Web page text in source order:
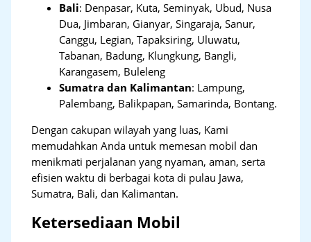
Bali: Denpasar, Kuta, Seminyak, Ubud, Nusa
Dua, Jimbaran, Gianyar, Singaraja, Sanur,
Canggu, Legian, Tapaksiring, Uluwatu,
Tabanan, Badung, Klungkung, Bangli,
Karangasem, Buleleng
Sumatra dan Kalimantan: Lampung,
Palembang, Balikpapan, Samarinda, Bontang.
Dengan cakupan wilayah yang luas, Kami
memudahkan Anda untuk memesan mobil dan
menikmati perjalanan yang nyaman, aman, serta
efisien waktu di berbagai kota di pulau Jawa,
Sumatra, Bali, dan Kalimantan.
Ketersediaan Mobil